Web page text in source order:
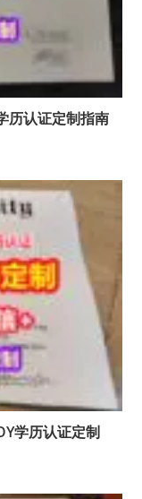
历认证定制指南
学历认证定制